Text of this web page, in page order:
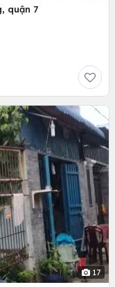
quận 7
17